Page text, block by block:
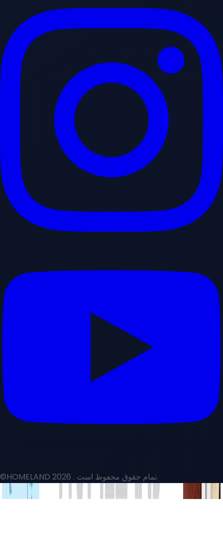
©HOMELAND 2026 . تمام حقوق محفوظ است.